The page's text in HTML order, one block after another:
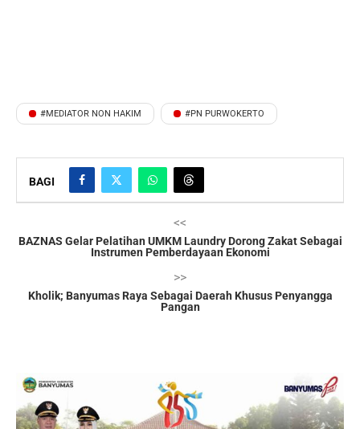
#MEDIATOR NON HAKIM #PN PURWOKERTO
BAGI
<<
BAZNAS Gelar Pelatihan UMKM Laundry Dorong Zakat Sebagai
Instrumen Pemberdayaan Ekonomi
>>
Kholik; Banyumas Raya Sebagai Daerah Khusus Penyangga
Pangan